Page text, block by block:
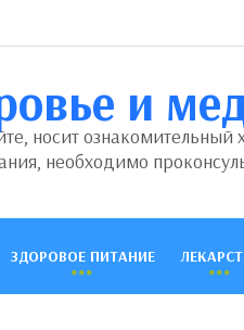
и
носит ознакомительный
необходимо
ЗДОРОВОЕ ПИТАНИЕ